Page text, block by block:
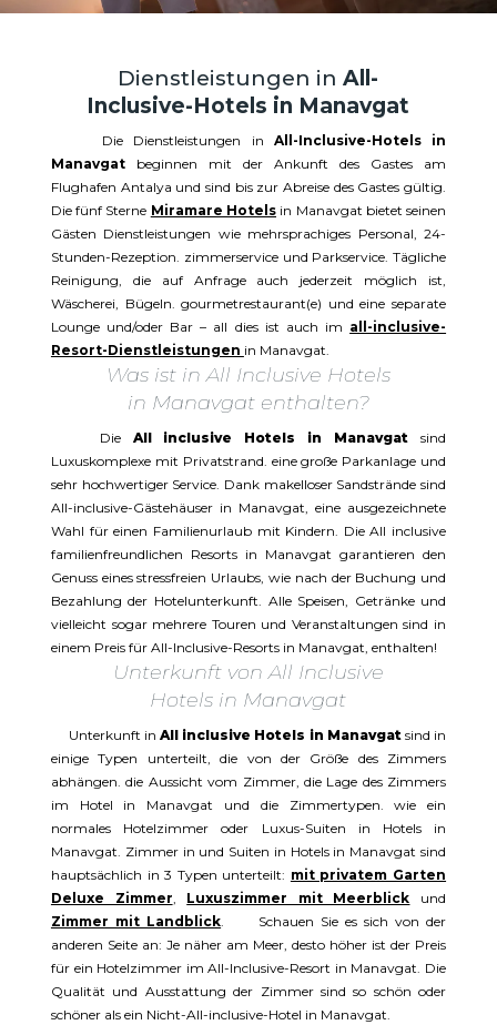
Dienstleistungen in All-
Inclusive-Hotels in Manavgat
Die Dienstleistungen in All-Inclusive-Hotels in
Manavgat beginnen mit der Ankunft des Gastes am
Flughafen Antalya und sind bis zur Abreise des Gastes gültig.
Die fünf Sterne Miramare Hotels in Manavgat bietet seinen
Gästen Dienstleistungen wie mehrsprachiges Personal, 24-
Stunden-Rezeption. zimmerservice und Parkservice. Tägliche
Reinigung, die auf Anfrage auch jederzeit möglich ist,
Wäscherei, Bügeln. gourmetrestaurant(e) und eine separate
Lounge und/oder Bar – all dies ist auch im all-inclusive-
Resort-Dienstleistungen in Manavgat.
Was ist in All Inclusive Hotels
in Manavgat enthalten?
Die All inclusive Hotels in Manavgatsind
Luxuskomplexe mit Privatstrand. eine große Parkanlage und
sehr hochwertiger Service. Dank makelloser Sandstrände sind
All-inclusive-Gästehäuser in Manavgat, eine ausgezeichnete
Wahl für einen Familienurlaub mit Kindern. Die All inclusive
familienfreundlichen Resorts in Manavgat garantieren den
Genuss eines stressfreien Urlaubs, wie nach der Buchung und
Bezahlung der Hotelunterkunft. Alle Speisen, Getränke und
vielleicht sogar mehrere Touren und Veranstaltungen sind in
einem Preis für All-Inclusive-Resorts in Manavgat, enthalten!
Unterkunft von All Inclusive
Hotels in Manavgat
Unterkunft inAll inclusive Hotels in Manavgat sind in
einige Typen unterteilt, die von der Größe des Zimmers
abhängen. die Aussicht vom Zimmer, die Lage des Zimmers
im Hotel in Manavgat und die Zimmertypen. wie ein
normales Hotelzimmer oder Luxus-Suiten in Hotels in
Manavgat. Zimmer in und Suiten in Hotels in Manavgat sind
hauptsächlich in 3 Typen unterteilt: mit privatem Garten
Deluxe Zimmer
Luxuszimmer mit Meerblick und
Zimmer mit Landblick . Schauen Sie es sich von der
anderen Seite an: Je näher am Meer, desto höher ist der Preis
für ein Hotelzimmer im All-Inclusive-Resort in Manavgat. Die
Qualität und Ausstattung der Zimmer sind so schön oder
schöner als ein Nicht-All-inclusive-Hotel in Manavgat.